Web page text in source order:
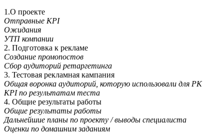
1.О проекте
Отправные KPI
Ожидания
УТП компании
2. Подготовка к рекламе
Создание промопостов
Сбор аудиторий ретаргетинга
3. Тестовая рекламная кампания
Общая воронка аудиторий, которую использовали для РК
KPI по результатам теста
4. Общие результаты работы
Общие результаты работы
Дальнейшие планы по проекту / выводы специалиста
Оценки по домашним заданиям